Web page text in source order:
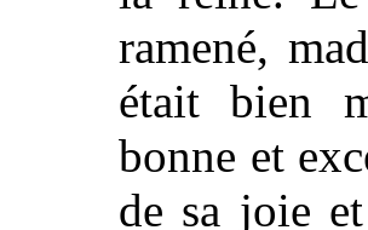
ramené,
était bien
bonne et
de sa joie